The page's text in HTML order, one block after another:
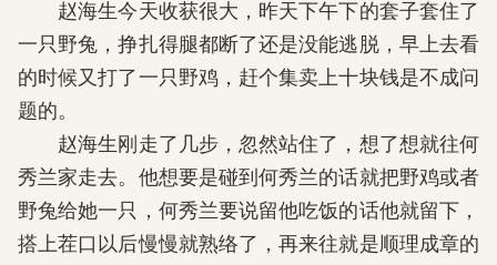
赵海生今天收获很大，昨天下午下的套子套住了
一只野兔，挣扎得腿都断了还是没能逃脱，早上去看
的时候又打了一只野鸡，赶个集卖上十块钱是不成问
题的。
赵海生刚走了几步，忽然站住了，想了想就往何
秀兰家走去。他想要是碰到何秀兰的话就把野鸡或者
野兔给她一只，何秀兰要说留他吃饭的话他就留下，
搭上茬口以后慢慢就熟络了，再来往就是顺理成章的